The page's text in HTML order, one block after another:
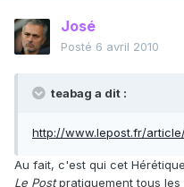
José
Posté 6 avril 2010
teabag a dit :
http://www.lepost.fr/
Au fait, c'est qui cet
Le Postpratiquement tous les